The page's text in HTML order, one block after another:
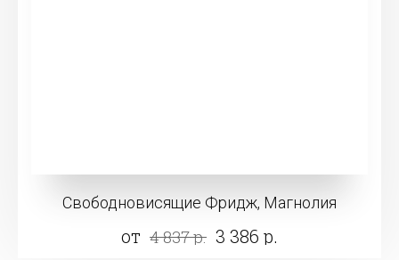
Свободновисящие Фридж, Магнолия
от 4 837 р. 3 386 р.